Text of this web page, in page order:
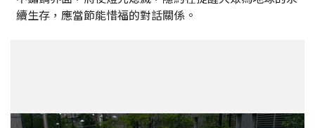
續生存，應當節能惜福的對話關係。